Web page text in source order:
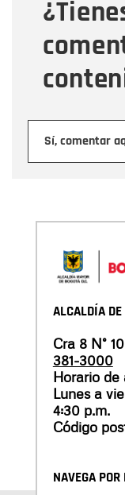
Sí, comentar
Mensaje
ALCALDÍA DE
Cra 8 N°
381-3000
Horario de
Lunes a
4:30 p.m.
Código
NAVEGA POR